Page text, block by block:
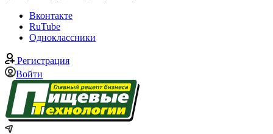
Вконтакте
RuTube
Одноклассники
Регистрация
Войти